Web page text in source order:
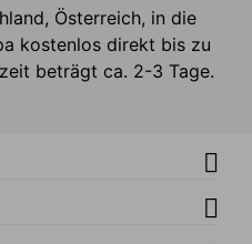
Österreich, in die
kostenlos direkt bis zu
beträgt ca. 2-3 Tage.